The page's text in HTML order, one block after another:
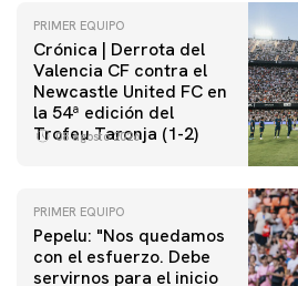
PRIMER EQUIPO
Crónica | Derrota del
Valencia CF contra el
Newcastle United FC en
la 54ª edición del
Trofeu Taronja (1-2)
08 agosto 2026
PRIMER EQUIPO
Pepelu: "Nos quedamos
con el esfuerzo. Debe
servirnos para el inicio